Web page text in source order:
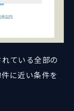
ている全部の
に近い条件を